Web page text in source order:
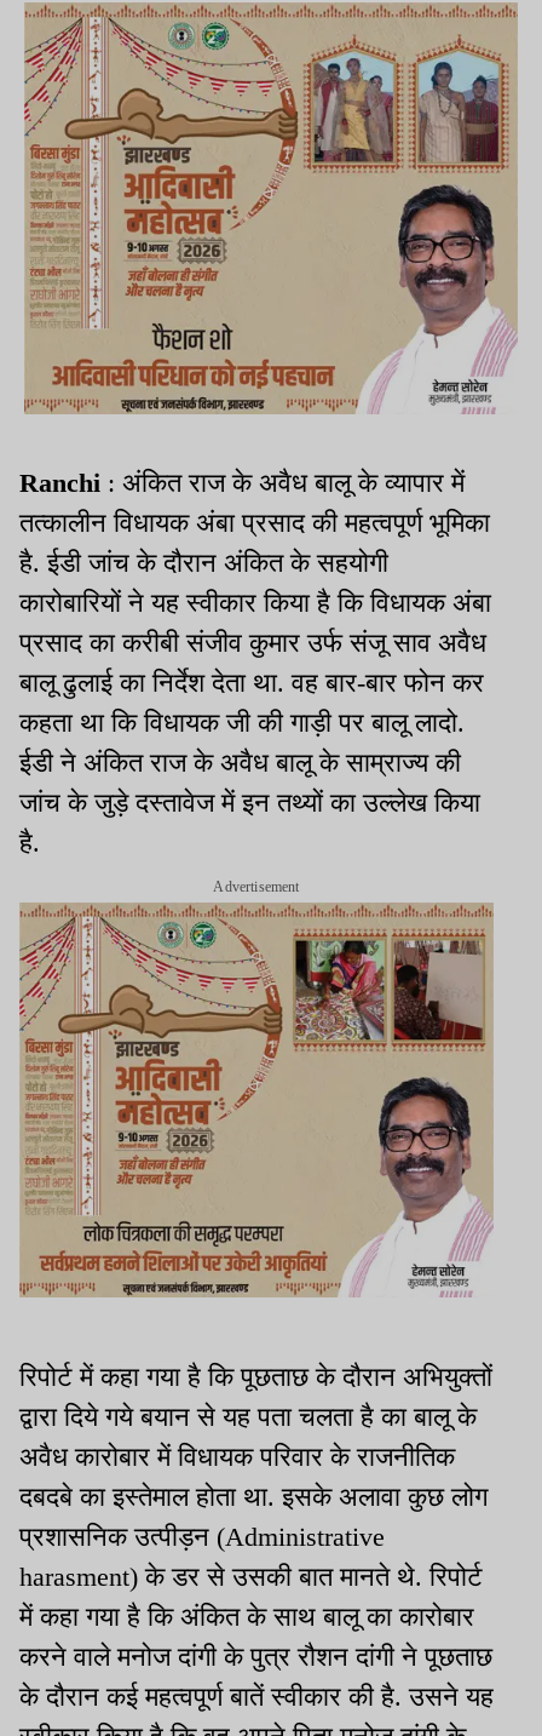
Ranchi : अंकित राज के अवैध बालू के व्यापार में
तत्कालीन विधायक अंबा प्रसाद की महत्वपूर्ण भूमिका
है. ईडी जांच के दौरान अंकित के सहयोगी
कारोबारियों ने यह स्वीकार किया है कि विधायक अंबा
प्रसाद का करीबी संजीव कुमार उर्फ संजू साव अवैध
बालू ढुलाई का निर्देश देता था. वह बार-बार फोन कर
कहता था कि विधायक जी की गाड़ी पर बालू लादो.
ईडी ने अंकित राज के अवैध बालू के साम्राज्य की
जांच के जुड़े दस्तावेज में इन तथ्यों का उल्लेख किया
है.
Advertisement
रिपोर्ट में कहा गया है कि पूछताछ के दौरान अभियुक्तों
द्वारा दिये गये बयान से यह पता चलता है का बालू के
अवैध कारोबार में विधायक परिवार के राजनीतिक
दबदबे का इस्तेमाल होता था. इसके अलावा कुछ लोग
प्रशासनिक उत्पीड़न (Administrative
harasment) के डर से उसकी बात मानते थे. रिपोर्ट
में कहा गया है कि अंकित के साथ बालू का कारोबार
करने वाले मनोज दांगी के पुत्र रौशन दांगी ने पूछताछ
के दौरान कई महत्वपूर्ण बातें स्वीकार की है. उसने यह